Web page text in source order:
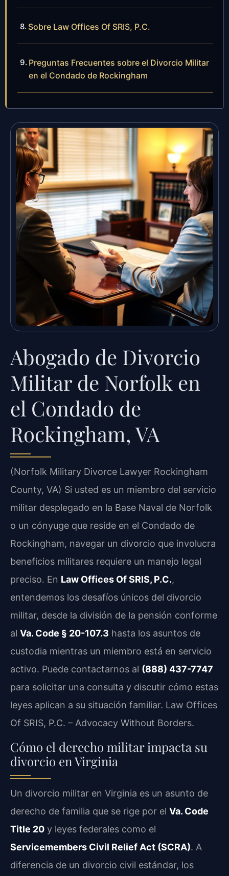
Sobre Law Offices Of SRIS, P.C.
Preguntas Frecuentes sobre el Divorcio Militar
en el Condado de Rockingham
Abogado de Divorcio
Militar de Norfolk en
el Condado de
Rockingham, VA
(Norfolk Military Divorce Lawyer Rockingham
County, VA) Si usted es un miembro del servicio
militar desplegado en la Base Naval de Norfolk
o un cónyuge que reside en el Condado de
Rockingham, navegar un divorcio que involucra
beneficios militares requiere un manejo legal
preciso. En Law Offices Of SRIS, P.C.,
entendemos los desafíos únicos del divorcio
militar, desde la división de la pensión conforme
al Va. Code § 20-107.3 hasta los asuntos de
custodia mientras un miembro está en servicio
activo. Puede contactarnos al (888) 437-7747
para solicitar una consulta y discutir cómo estas
leyes aplican a su situación familiar. Law Offices
Of SRIS, P.C. – Advocacy Without Borders.
Cómo el derecho militar impacta su
divorcio en Virginia
Un divorcio militar en Virginia es un asunto de
derecho de familia que se rige por el Va. Code
Title 20 y leyes federales como el
Servicemembers Civil Relief Act (SCRA). A
diferencia de un divorcio civil estándar, los